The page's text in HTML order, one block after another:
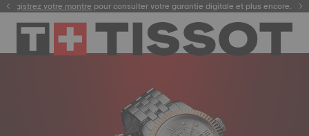
Livraison gratuite et retour offert sous 30 jours.
votre montre pour consulter votre garantie digitale et plus encore.